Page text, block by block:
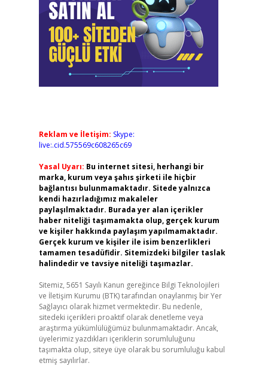
Reklam ve İletişim: Skype:
live:.cid.575569c608265c69
Yasal Uyarı: Bu internet sitesi, herhangi bir
marka, kurum veya şahıs şirketi ile hiçbir
bağlantısı bulunmamaktadır. Sitede yalnızca
kendi hazırladığımız makaleler
paylaşılmaktadır. Burada yer alan içerikler
haber niteliği taşımamakta olup, gerçek kurum
ve kişiler hakkında paylaşım yapılmamaktadır.
Gerçek kurum ve kişiler ile isim benzerlikleri
tamamen tesadüfidir. Sitemizdeki bilgiler taslak
halindedir ve tavsiye niteliği taşımazlar.
Sitemiz, 5651 Sayılı Kanun gereğince Bilgi Teknolojileri
ve İletişim Kurumu (BTK) tarafından onaylanmış bir Yer
Sağlayıcı olarak hizmet vermektedir. Bu nedenle,
sitedeki içerikleri proaktif olarak denetleme veya
araştırma yükümlülüğümüz bulunmamaktadır. Ancak,
üyelerimiz yazdıkları içeriklerin sorumluluğunu
taşımakta olup, siteye üye olarak bu sorumluluğu kabul
etmiş sayılırlar.